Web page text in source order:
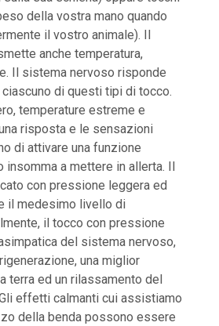
della vostra mano quando
il vostro animale). Il
anche temperatura,
Il sistema nervoso risponde
di questi tipi di tocco.
temperature estreme e
risposta e le sensazioni
di attivare una funzione
a mettere in allerta. Il
con pressione leggera ed
il medesimo livello di
il tocco con pressione
del sistema nervoso,
una miglior
terra ed un rilassamento del
effetti calmanti cui assistiamo
della benda possono essere